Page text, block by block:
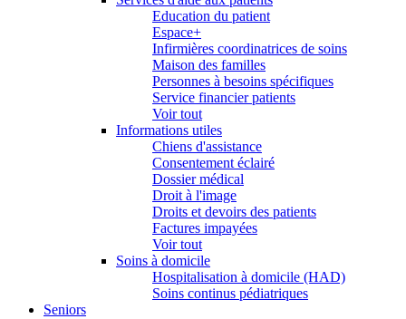
Education du patient
Espace+
Infirmières coordinatrices de soins
Maison des familles
Personnes à besoins spécifiques
Service financier patients
Voir tout
Informations utiles
Chiens d'assistance
Consentement éclairé
Dossier médical
Droit à l'image
Droits et devoirs des patients
Factures impayées
Voir tout
Soins à domicile
Hospitalisation à domicile (HAD)
Soins continus pédiatriques
Seniors